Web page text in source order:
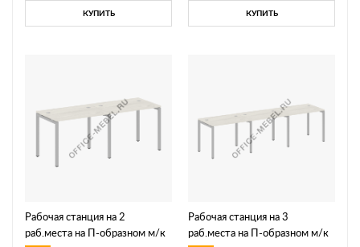
КУПИТЬ КУПИТЬ
Рабочая станция на 2
раб.места на П-образном м/к
Рабочая станция на 3
раб.места на П-образном м/к